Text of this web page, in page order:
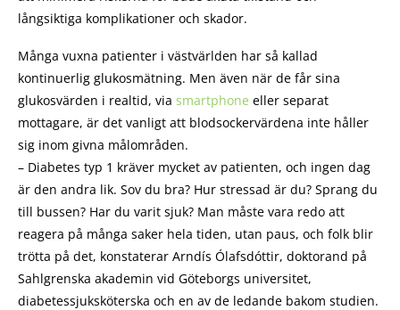
långsiktiga komplikationer och skador.
Många vuxna patienter i västvärlden har så kallad
kontinuerlig glukosmätning. Men även när de får sina
glukosvärden i realtid, via smartphone eller separat
mottagare, är det vanligt att blodsockervärdena inte håller
sig inom givna målområden.
– Diabetes typ 1 kräver mycket av patienten, och ingen dag
är den andra lik. Sov du bra? Hur stressad är du? Sprang du
till bussen? Har du varit sjuk? Man måste vara redo att
reagera på många saker hela tiden, utan paus, och folk blir
trötta på det, konstaterar Arndís Ólafsdóttir, doktorand på
Sahlgrenska akademin vid Göteborgs universitet,
diabetessjuksköterska och en av de ledande bakom studien.